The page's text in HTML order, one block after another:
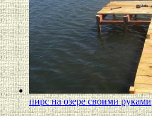
пирс на озере своими руками